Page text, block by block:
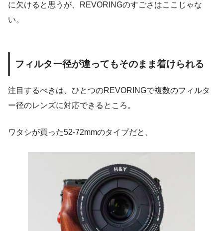
に欠けると思うが、REVORINGのすごさはここじゃな
い。
フィルター径が違ってもそのまま着けられる
注目するべきは、ひとつのREVORINGで複数のフィルタ
ー径のレンズに対応できるところ。
ワタシが買った52-72mmのタイプだと、